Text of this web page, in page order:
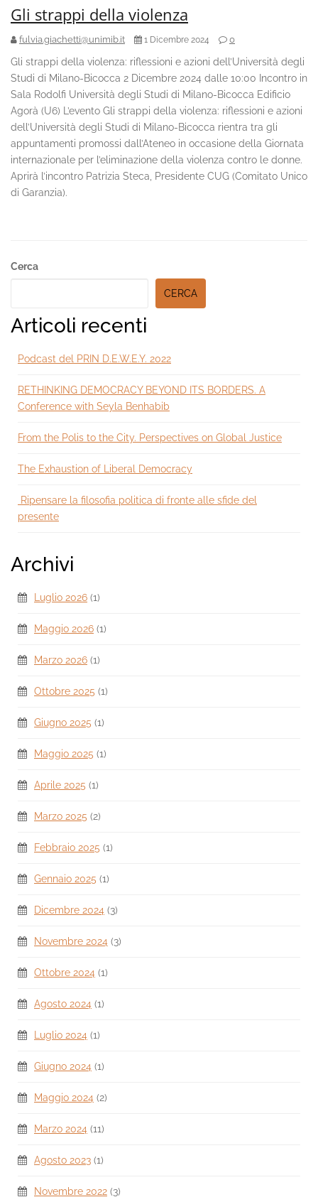
Gli strappi della violenza
fulvia.giachetti@unimib.it 1 Dicembre 2024 0
Gli strappi della violenza: riflessioni e azioni dell’Università degli
Studi di Milano-Bicocca 2 Dicembre 2024 dalle 10:00 Incontro in
Sala Rodolfi Università degli Studi di Milano-Bicocca Edificio
Agorà (U6) L’evento Gli strappi della violenza: riflessioni e azioni
dell’Università degli Studi di Milano-Bicocca rientra tra gli
appuntamenti promossi dall’Ateneo in occasione della Giornata
internazionale per l’eliminazione della violenza contro le donne.
Aprirà l’incontro Patrizia Steca, Presidente CUG (Comitato Unico
di Garanzia).
Secondary
Cerca
CERCA
Articoli recenti
Podcast del PRIN D.E.W.E.Y. 2022
RETHINKING DEMOCRACY BEYOND ITS BORDERS. A
Conference with Seyla Benhabib
From the Polis to the City. Perspectives on Global Justice
The Exhaustion of Liberal Democracy
Ripensare la filosofia politica di fronte alle sfide del
presente
Archivi
Luglio 2026 (1)
Maggio 2026 (1)
Marzo 2026 (1)
Ottobre 2025 (1)
Giugno 2025 (1)
Maggio 2025 (1)
Aprile 2025 (1)
Marzo 2025 (2)
Febbraio 2025 (1)
Gennaio 2025 (1)
Dicembre 2024 (3)
Novembre 2024 (3)
Ottobre 2024 (1)
Agosto 2024 (1)
Luglio 2024 (1)
Giugno 2024 (1)
Maggio 2024 (2)
Marzo 2024 (11)
Agosto 2023 (1)
Novembre 2022 (3)